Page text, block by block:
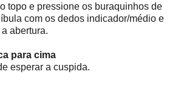
topo e pressione os buraquinhos de
com os dedos indicador/médio e
abertura.
para cima
esperar a cuspida.